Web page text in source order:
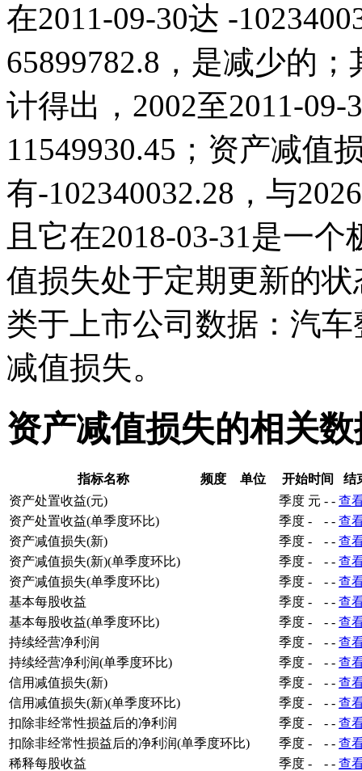
在2011-09-30达 -
65899782.8，是减少的
计得出，2002至2011-
11549930.45；资产减值
有-102340032.28，与
且它在2018-03-31是一
值损失处于定期更新的
类于上市公司数据：汽
减值损失。
资产减值损失的相关
指标名称 频度 单位 开始时间
结
资产处置收益(元)
季度 元 - - 查
资产处置收益(单季度环比)
季度 - - - 查
资产减值损失(新)
季度 - - - 查
资产减值损失(新)(单季度环比)
季度 - - - 查
资产减值损失(单季度环比)
季度 - - - 查
基本每股收益
季度 - - - 查
基本每股收益(单季度环比)
季度 - - - 查
持续经营净利润
季度 - - - 查
持续经营净利润(单季度环比)
季度 - - - 查
信用减值损失(新)
季度 - - - 查
信用减值损失(新)(单季度环比)
季度 - - - 查
扣除非经常性损益后的净利润
季度 - - - 查
扣除非经常性损益后的净利润(单季度环比)
季度 - - - 查
稀释每股收益
季度 - - - 查